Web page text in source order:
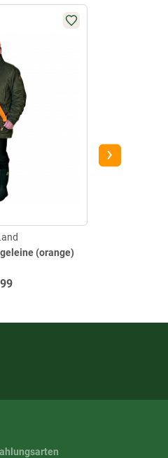
(orange)
›